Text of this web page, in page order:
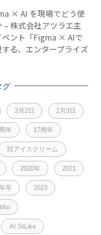
× AI を現場でどう使
– 株式会社アツラエ主
ベント「Figma × AIで
る、エンタープライズ
グ
2月2日 2月3日
年 17周年
31アイスクリーム
2020年 2021
卒 2023
AI StLike